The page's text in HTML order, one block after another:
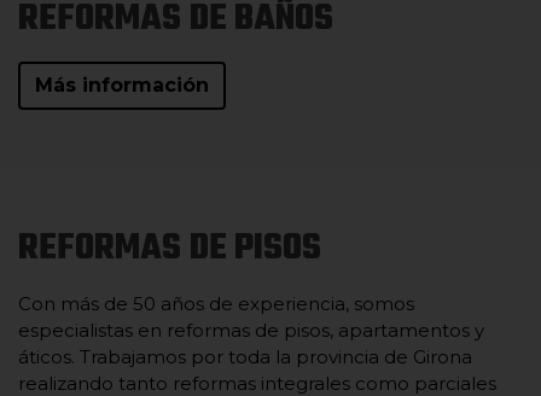
REFORMAS DE BAÑOS
Más información
REFORMAS DE PISOS
Con más de 50 años de experiencia, somos
especialistas en reformas de pisos, apartamentos y
áticos. Trabajamos por toda la provincia de Girona
realizando tanto reformas integrales como parciales